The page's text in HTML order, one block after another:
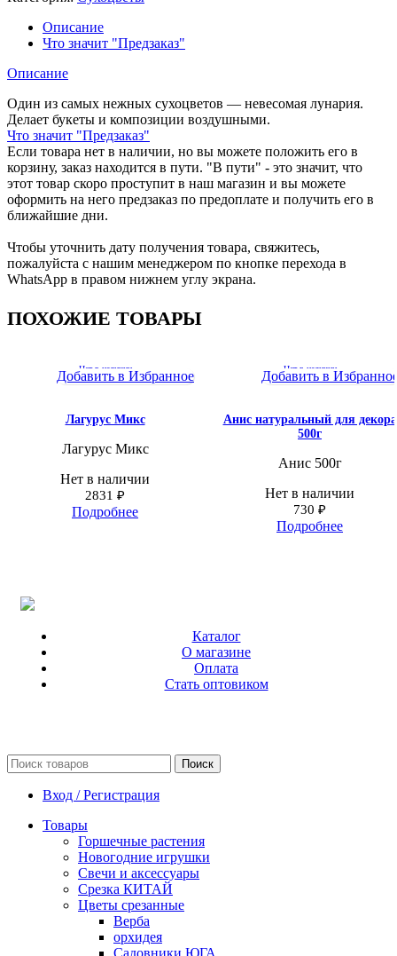
Описание
Что значит "Предзаказ"
Описание
Один из самых нежных сухоцветов — невесомая лунария.
Делает букеты и композиции воздушными.
Что значит "Предзаказ"
Если товара нет в наличии, но вы можете положить его в
корзину, заказ находится в пути. "В пути" - это значит, что
этот товар скоро проступит в наш магазин и вы можете
оформить на него предзаказ по предоплате и получить его в
ближайшие дни.
Чтобы уточнить дату получения товара, свяжитесь,
пожалуйста с нашим менеджером по кнопке перехода в
WhatsApp в правом нижнем углу экрана.
ПОХОЖИЕ ТОВАРЫ
Нет в наличии
Добавить в Избранное
Лагурус Микс
Лагурус Микс
Нет в наличии
2831 ₽
Подробнее
Нет в наличии
Добавить в
Анис натуральный для декора
500г
Анис 500г
Нет в наличии
730 ₽
Подробнее
Каталог
О магазине
Оплата
Стать оптовиком
Поиск
Вход / Регистрация
Товары
Горшечные растения
Новогодние игрушки
Свечи и аксессуары
Срезка КИТАЙ
Цветы срезанные
Верба
орхидея